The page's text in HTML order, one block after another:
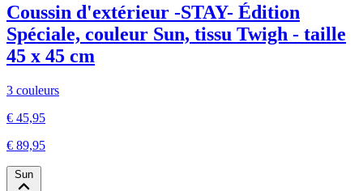
Coussin d'extérieur -STAY- Édition
Spéciale, couleur Sun, tissu Twigh - taille
45 x 45 cm
3 couleurs
€ 45,95
€ 89,95
Sun